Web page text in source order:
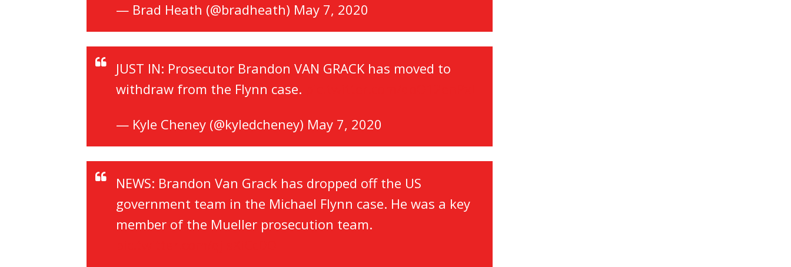
— Brad Heath (@bradheath) May 7, 2020
JUST IN: Prosecutor Brandon VAN GRACK has moved to
withdraw from the Flynn case.
— Kyle Cheney (@kyledcheney) May 7, 2020
NEWS: Brandon Van Grack has dropped off the US
government team in the Michael Flynn case. He was a key
member of the Mueller prosecution team.